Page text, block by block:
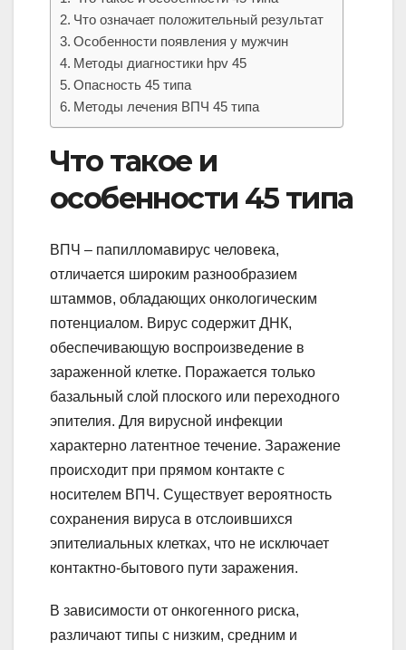
Что означает положительный результат
Особенности появления у мужчин
Методы диагностики hpv 45
Опасность 45 типа
Методы лечения ВПЧ 45 типа
Что такое и
особенности 45 типа
ВПЧ – папилломавирус человека,
отличается широким разнообразием
штаммов, обладающих онкологическим
потенциалом. Вирус содержит ДНК,
обеспечивающую воспроизведение в
зараженной клетке. Поражается только
базальный слой плоского или переходного
эпителия. Для вирусной инфекции
характерно латентное течение. Заражение
происходит при прямом контакте с
носителем ВПЧ. Существует вероятность
сохранения вируса в отслоившихся
эпителиальных клетках, что не исключает
контактно-бытового пути заражения.
В зависимости от онкогенного риска,
различают типы с низким, средним и